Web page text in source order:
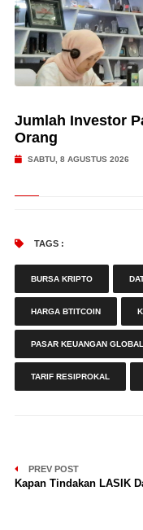
Jumlah Investor
Orang
SABTU, 8 AGUSTUS 2026
TAGS :
BURSA KRIPTO
HARGA BTITCOIN
PASAR KEUANGAN GLOBAL
TARIF RESIPROKAL
PREV POST
Kapan Tindakan LASIK